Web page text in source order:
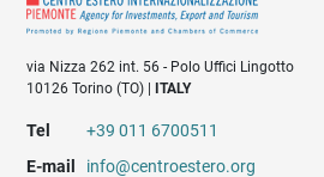
via Nizza 262 int. 56 - Polo Uffici Lingotto
10126 Torino (TO) |ITALY
Tel
+39 011 6700511
E-mail
info@centroestero.org